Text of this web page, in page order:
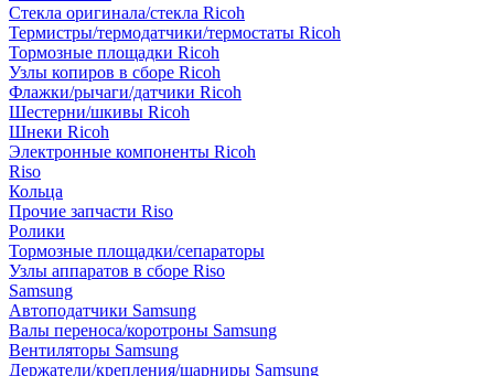
Стекла оригинала/стекла Ricoh
Термистры/термодатчики/термостаты Ricoh
Тормозные площадки Ricoh
Узлы копиров в сборе Ricoh
Флажки/рычаги/датчики Ricoh
Шестерни/шкивы Ricoh
Шнеки Ricoh
Электронные компоненты Ricoh
Riso
Кольца
Прочие запчасти Riso
Ролики
Тормозные площадки/сепараторы
Узлы аппаратов в сборе Riso
Samsung
Автоподатчики Samsung
Валы переноса/коротроны Samsung
Вентиляторы Samsung
Держатели/крепления/шарниры Samsung